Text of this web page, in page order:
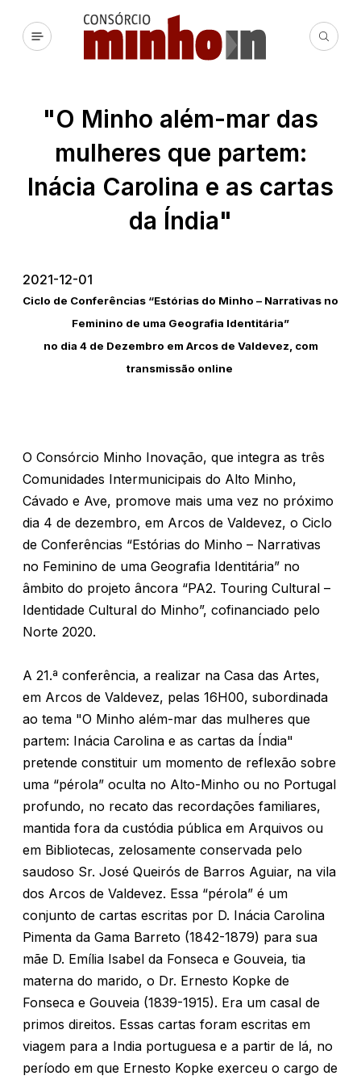
"O Minho além-mar das
mulheres que partem:
Inácia Carolina e as cartas
da Índia"
2021-12-01
Ciclo de Conferências “Estórias do Minho – Narrativas no
Feminino de uma Geografia Identitária”
no dia 4 de Dezembro em Arcos de Valdevez, com
transmissão online
O Consórcio Minho Inovação, que integra as três
Comunidades Intermunicipais do Alto Minho,
Cávado e Ave, promove mais uma vez no próximo
dia 4 de dezembro, em Arcos de Valdevez, o Ciclo
de Conferências “Estórias do Minho – Narrativas
no Feminino de uma Geografia Identitária” no
âmbito do projeto âncora “PA2. Touring Cultural –
Identidade Cultural do Minho”, cofinanciado pelo
Norte 2020.
A 21.ª conferência, a realizar na Casa das Artes,
em Arcos de Valdevez, pelas 16H00, subordinada
ao tema "O Minho além-mar das mulheres que
partem: Inácia Carolina e as cartas da Índia"
pretende constituir um momento de reflexão sobre
uma “pérola” oculta no Alto-Minho ou no Portugal
profundo, no recato das recordações familiares,
mantida fora da custódia pública em Arquivos ou
em Bibliotecas, zelosamente conservada pelo
saudoso Sr. José Queirós de Barros Aguiar, na vila
dos Arcos de Valdevez. Essa “pérola” é um
conjunto de cartas escritas por D. Inácia Carolina
Pimenta da Gama Barreto (1842-1879) para sua
mãe D. Emília Isabel da Fonseca e Gouveia, tia
materna do marido, o Dr. Ernesto Kopke de
Fonseca e Gouveia (1839-1915). Era um casal de
primos direitos. Essas cartas foram escritas em
viagem para a India portuguesa e a partir de lá, no
período em que Ernesto Kopke exerceu o cargo de